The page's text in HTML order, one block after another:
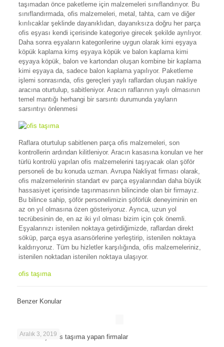
taşımadan önce paketleme için malzemeleri sınıflandırıyor. Bu
sınıflandırmada, ofis malzemeleri, metal, tahta, cam ve diğer
kırılıcaklar şeklinde dayanıklıdan, dayanıksıza doğru her parça
ofis eşyası kendi içerisinde kategoriye girecek şekilde ayrılıyor.
Daha sonra eşyaların kategorilerine uygun olarak kimi eşyaya
köpük kaplama kimş eşyaya köpük ve balon kaplama kimi
eşyaya köpük, balon ve kartondan oluşan kombine bir kaplama
kimi eşyaya da, sadece balon kaplama yapılıyor. Paketleme
işlemi sonrasında, ofis gereçleri yaylı raflardan oluşan nakliye
aracına oturtulup, sabitleniyor. Aracın raflarının yaylı olmasının
temel mantığı herhangi bir sarsıntı durumunda yayların
sarsıntıyı önlenmesi
Raflara oturtulup sabitlenen parça ofis malzemeleri, son
kontrollerin ardından kilitleniyor. Aracın kasasına konulan ve her
türlü kontrolü yapılan ofis malzemelerini taşıyacak olan şöför
personeli de bu konuda uzman. Avrupa Nakliyat firması olarak,
ofis malzemelerinin standart ev parça eşyalarından daha büyük
hassasiyet içerisinde taşınmasının bilincinde olan bir firmayız.
Bu bilince sahip, şöför personelimizin şöförlük deneyiminin en
az on yıl olmasına özen gösteriyoruz. Ayrıca, uzun yol
tecrübesinin de, en az iki yıl olması bizim için çok önemli.
Eşyalarınızı istenilen noktaya getirdiğimizde, raflardan direkt
söküp, parça eşya asansörlerine yerleştirip, istenilen noktaya
kaldırıyoruz. Tüm bu hizletler karşılığında, ofis malzemeleriniz,
istenilen noktadan istenilen noktaya ulaşıyor.
ofis taşıma
Benzer Konular
Aralık 3, 2019
İstanbul İçi Ofis taşıma yapan firmalar